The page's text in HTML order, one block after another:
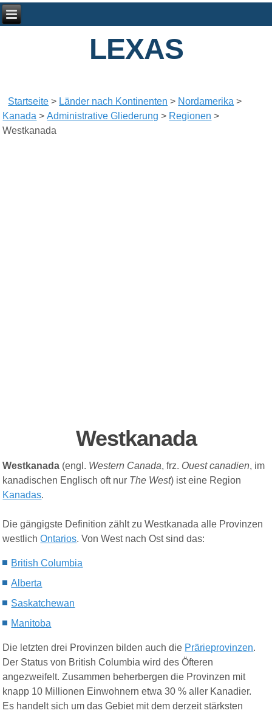
LEXAS
Startseite > Länder nach Kontinenten > Nordamerika >
Kanada >Administrative Gliederung > Regionen >
Westkanada
Westkanada
Westkanada (engl. Western Canada, frz. Ouest canadien, im
kanadischen Englisch oft nur The West) ist eine Region
Kanadas.
Die gängigste Definition zählt zu Westkanada alle Provinzen
westlichOntarios. Von West nach Ost sind das:
British Columbia
Alberta
Saskatchewan
Manitoba
Die letzten drei Provinzen bilden auch die Prärieprovinzen.
Der Status von British Columbia wird des Öfteren
angezweifelt. Zusammen beherbergen die Provinzen mit
knapp 10 Millionen Einwohnern etwa 30 % aller Kanadier.
Es handelt sich um das Gebiet mit dem derzeit stärksten